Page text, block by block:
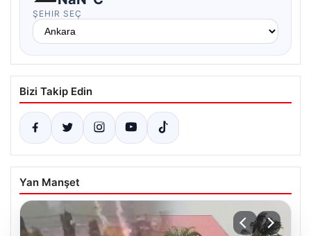
ŞEHIR SEÇ
Bizi Takip Edin
Yan Manşet